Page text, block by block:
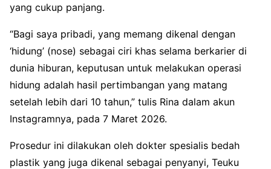
yang cukup panjang.
“Bagi saya pribadi, yang memang dikenal dengan
‘hidung’ (nose) sebagai ciri khas selama berkarier di
dunia hiburan, keputusan untuk melakukan operasi
hidung adalah hasil pertimbangan yang matang
setelah lebih dari 10 tahun,” tulis Rina dalam akun
Instagramnya, pada 7 Maret 2026.
Prosedur ini dilakukan oleh dokter spesialis bedah
plastik yang juga dikenal sebagai penyanyi, Teuku